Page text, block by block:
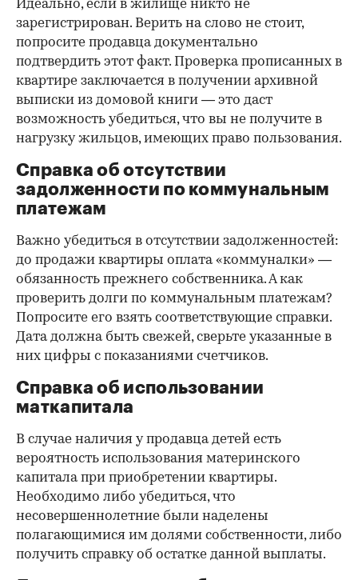
Идеально, если в жилище никто не
зарегистрирован. Верить на слово не стоит,
попросите продавца документально
подтвердить этот факт. Проверка прописанных в
квартире заключается в получении архивной
выписки из домовой книги — это даст
возможность убедиться, что вы не получите в
нагрузку жильцов, имеющих право пользования.
Справка об отсутствии
задолженности по коммунальным
платежам
Важно убедиться в отсутствии задолженностей:
до продажи квартиры оплата «коммуналки» —
обязанность прежнего собственника. А как
проверить долги по коммунальным платежам?
Попросите его взять соответствующие справки.
Дата должна быть свежей, сверьте указанные в
них цифры с показаниями счетчиков.
Справка об использовании
маткапитала
В случае наличия у продавца детей есть
вероятность использования материнского
капитала при приобретении квартиры.
Необходимо либо убедиться, что
несовершеннолетние были наделены
полагающимися им долями собственности, либо
получить справку об остатке данной выплаты.